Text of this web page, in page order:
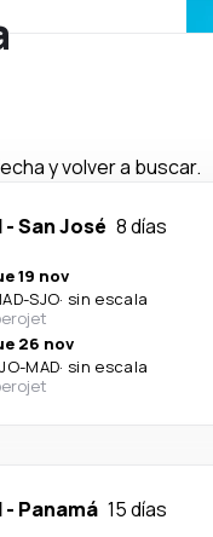
y volver a buscar.
-San José 8 días
19 nov
-SJO· sin escala
26 nov
-MAD· sin escala
- Panamá 15 días